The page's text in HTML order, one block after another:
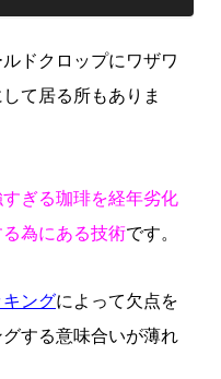
ドクロップにワザワ
て居る所もありま
ぎる珈琲を経年劣化
為にある技術です。
ングによって欠点を
する意味合いが薄れ